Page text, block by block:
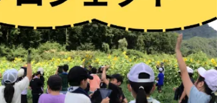
書籍・雑誌出版
チャレンジ ビ